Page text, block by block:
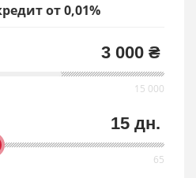
от 0,01%
3 000 ₴
15 дн.